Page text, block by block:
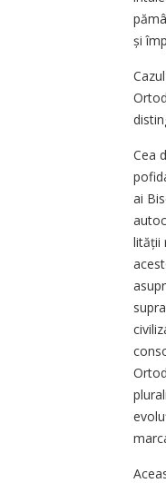
și
Cea
ai
lității